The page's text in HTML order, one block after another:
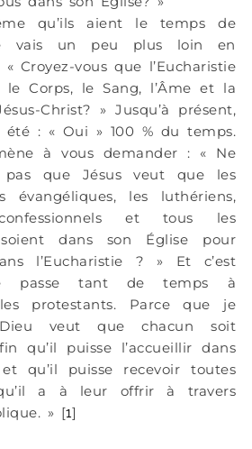
qu’ils aient le temps de
vais un peu plus loin en
Croyez-vous que l’Eucharistie
Corps, le Sang, l’Âme et la
Christ? » Jusqu’à présent,
été : « Oui » 100 % du temps.
à vous demander : « Ne
pas que Jésus veut que les
évangéliques, les luthériens,
et tous les
dans son Église pour
l’Eucharistie ? » Et c’est
passe tant de temps à
protestants. Parce que je
veut que chacun soit
qu’il puisse l’accueillir dans
et qu’il puisse recevoir toutes
a à leur offrir à travers
» [1]